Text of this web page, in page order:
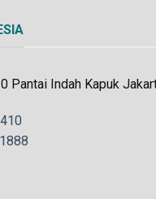
Pantai Indah Kapuk